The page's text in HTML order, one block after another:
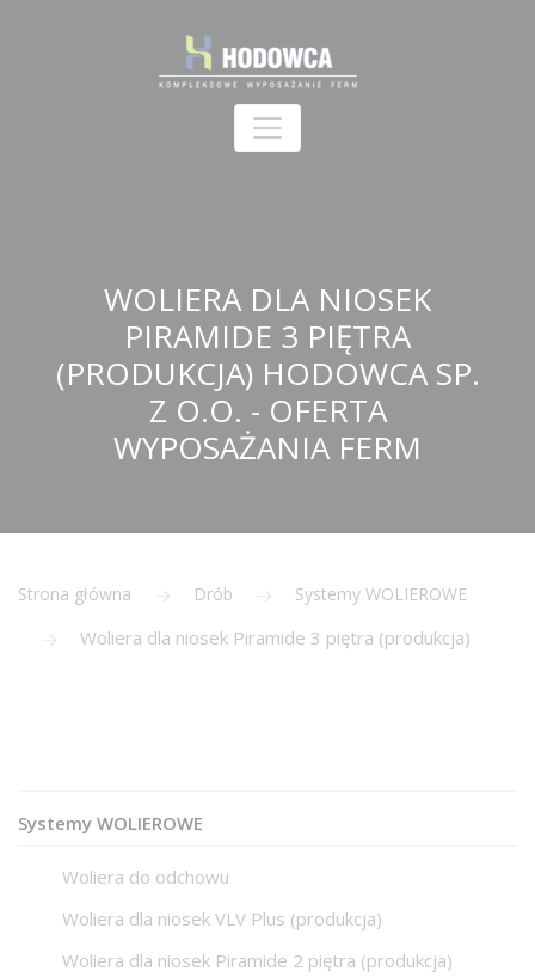
WOLIERA DLA NIOSEK
PIRAMIDE 3 PIĘTRA
(PRODUKCJA) HODOWCA SP.
Z O.O. - OFERTA
WYPOSAŻANIA FERM
Strona główna Drób Systemy WOLIEROWE
Woliera dla niosek Piramide 3 piętra (produkcja)
Systemy WOLIEROWE
Woliera do odchowu
Woliera dla niosek VLV Plus (produkcja)
Woliera dla niosek Piramide 2 piętra (produkcja)